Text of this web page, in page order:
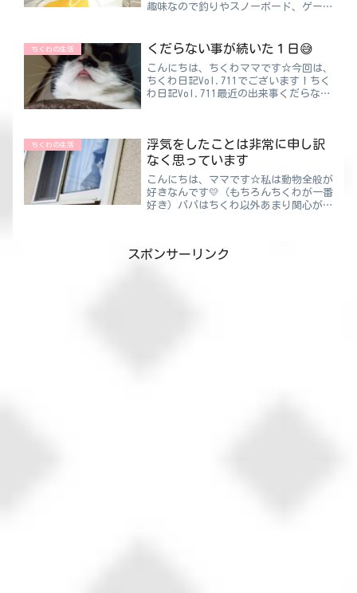
趣味なので釣りやスノーボード、ゲーム
はどうだろう😅ちくわパパ急に趣味を
作れって言われても無理です...
ちくわの生活 くだらない事が続いた１日😅
こんにちは、ちくわママです☆今回は、
ちくわ日記Vol.711でございます！ちく
わ日記Vol.711最近の出来事くだらない
ちくわママ本...
ちくわの生活
浮気をしたことは非常に申し訳
なく思っています
こんにちは、ママです☆私は動物全般が
好きなんです💛（もちろんちくわが一番
好き）パパはちくわ以外あまり関心がな
ね～ちくわママ子供の時か...
スポンサーリンク